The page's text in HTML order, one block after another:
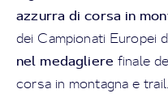
azzurra di corsa in
dei Campionati Europei
nel medagliere finale
corsa in montagna e trail.